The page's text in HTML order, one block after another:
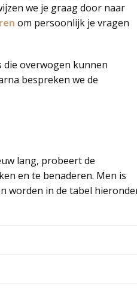
we je graag door naar
om persoonlijk je vragen
die overwogen kunnen
bespreken we de
lang, probeert de
en te benaderen. Men is
worden in de tabel